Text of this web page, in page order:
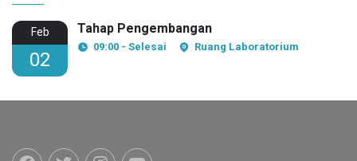
Feb
02
Tahap Pengembangan
09:00 - Selesai Ruang Laboratorium